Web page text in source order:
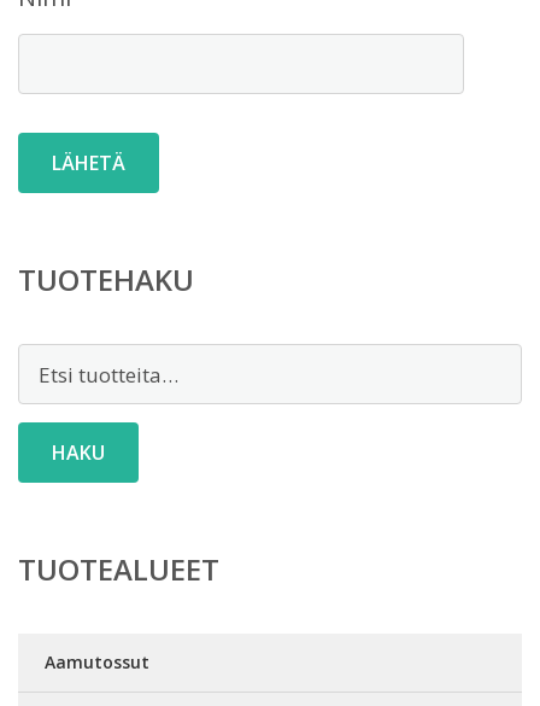
TUOTEHAKU
HAKU
TUOTEALUEET
Aamutossut